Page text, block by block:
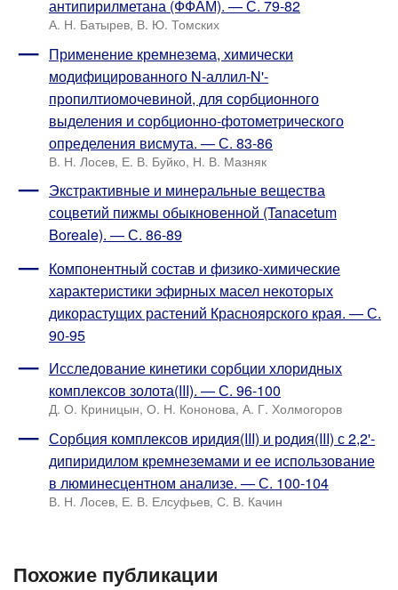
антипирилметана (ФФАМ). — С. 79-82
А. Н. Батырев, В. Ю. Томских
Применение кремнезема, химически
модифицированного N-аллил-N'-
пропилтиомочевиной, для сорбционного
выделения и сорбционно-фотометрического
определения висмута. — С. 83-86
В. Н. Лосев, Е. В. Буйко, Н. В. Мазняк
Экстрактивные и минеральные вещества
соцветий пижмы обыкновенной (Tanacetum
Boreale). — С. 86-89
Компонентный состав и физико-химические
характеристики эфирных масел некоторых
дикорастущих растений Красноярского края. — С.
90-95
Исследование кинетики сорбции хлоридных
комплексов золота(III). — С. 96-100
Д. О. Криницын, О. Н. Кононова, А. Г. Холмогоров
Сорбция комплексов иридия(III) и родия(III) с 2,2'-
дипиридилом кремнеземами и ее использование
в люминесцентном анализе. — С. 100-104
В. Н. Лосев, Е. В. Елсуфьев, С. В. Качин
Похожие публикации